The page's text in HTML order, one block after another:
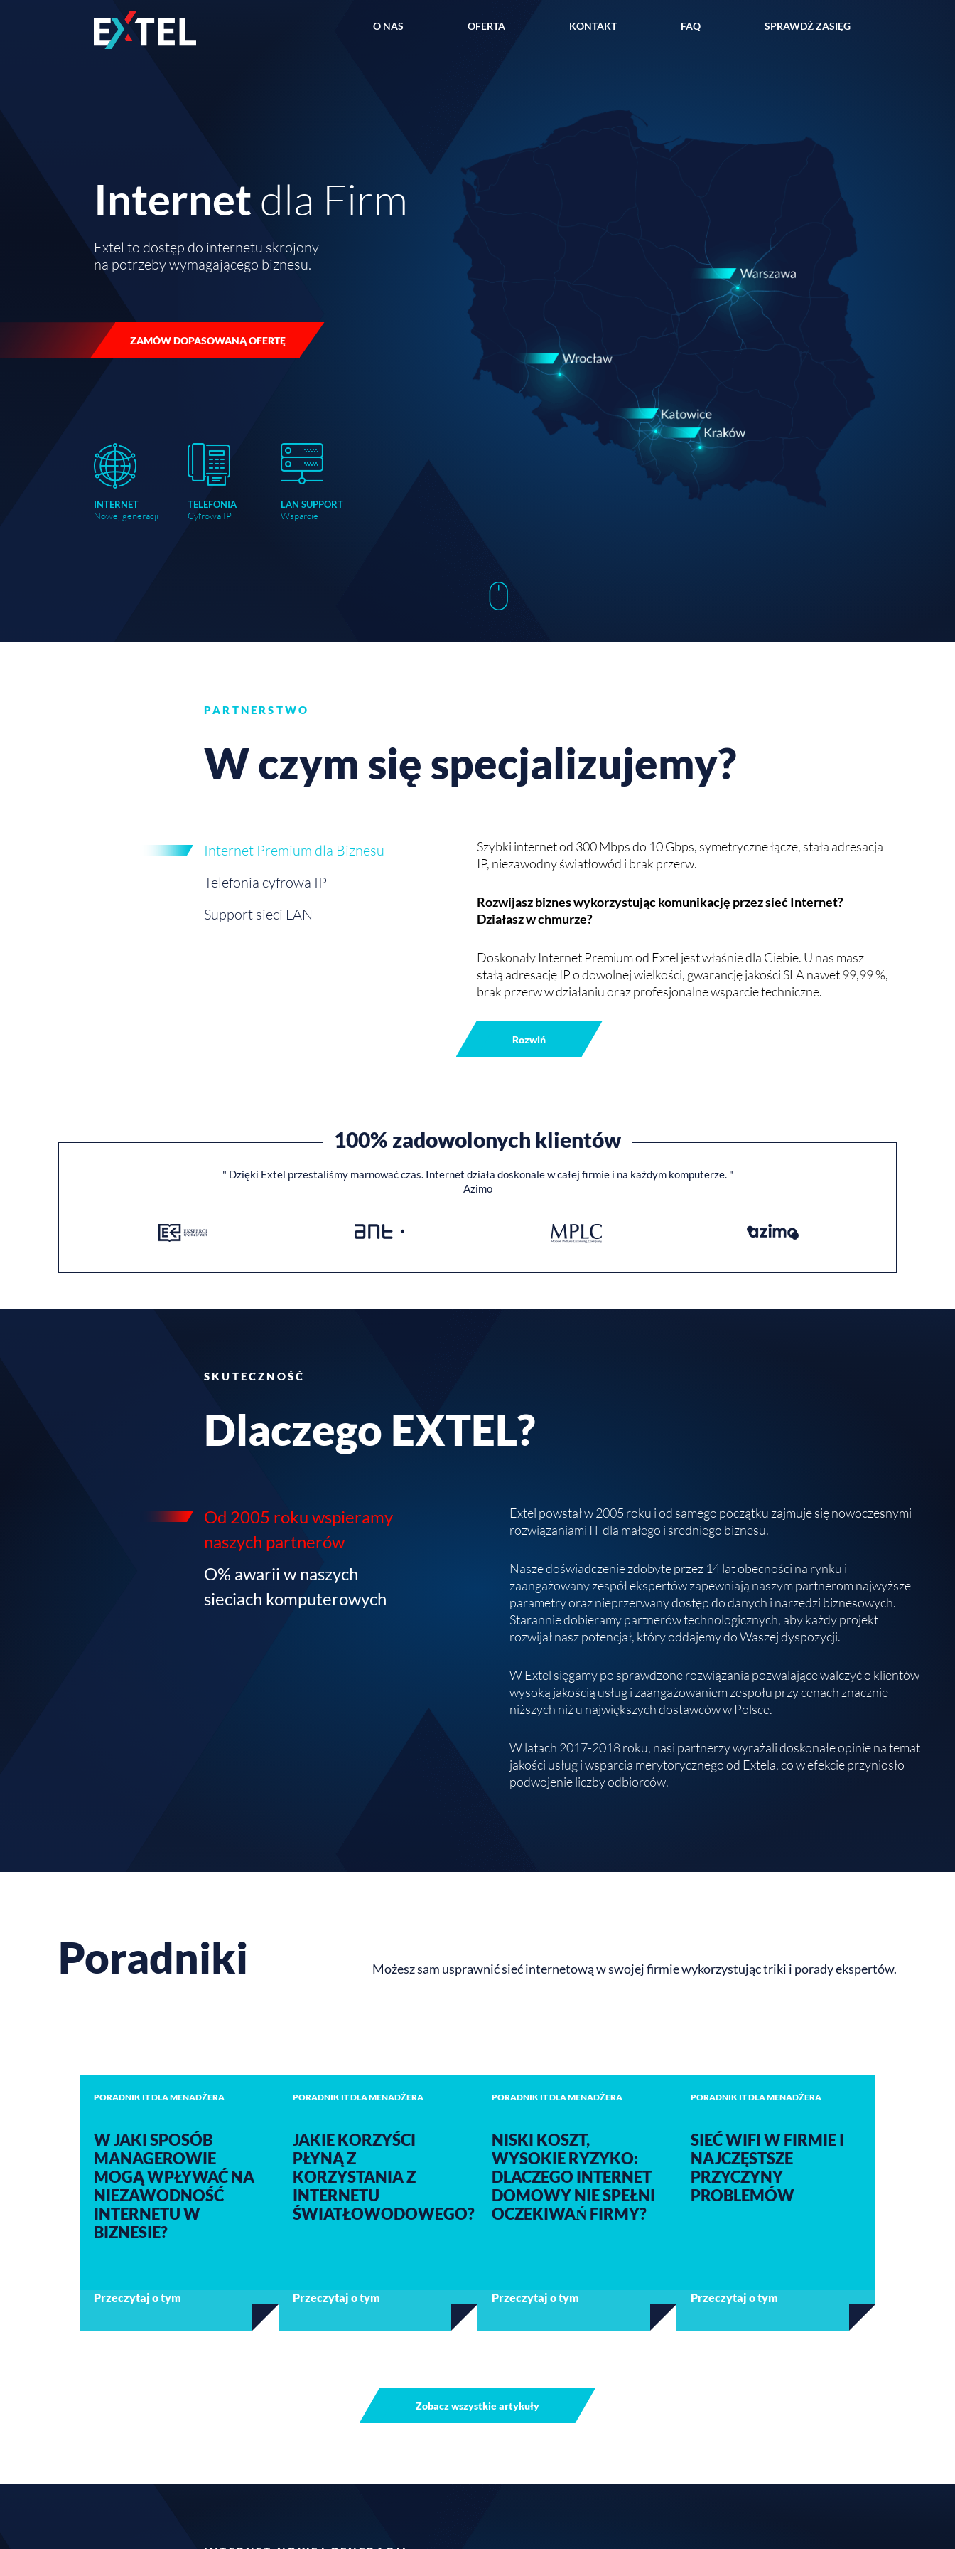
O NAS OFERTA KONTAKT FAQ SPRAWDŹ ZASIĘG
Internet dla Firm
Extel to dostęp do internetu skrojony
na potrzeby wymagającego biznesu.
ZAMÓW DOPASOWANĄ OFERTĘ
INTERNET
Nowej generacji
TELEFONIA
Cyfrowa IP
LAN SUPPORT
Wsparcie
PARTNERSTWO
W czym się specjalizujemy?
Internet Premium dla Biznesu
Telefonia cyfrowa IP
Support sieci LAN
Szybki internet od 300 Mbps do 10 Gbps, symetryczne łącze, stała adresacja
IP, niezawodny światłowód i brak przerw.
Rozwijasz biznes wykorzystując komunikację przez sieć Internet?
Działasz w chmurze?
Doskonały Internet Premium od Extel jest właśnie dla Ciebie. U nas masz
stałą adresację IP o dowolnej wielkości, gwarancję jakości SLA nawet 99,99 %,
brak przerw w działaniu oraz profesjonalne wsparcie techniczne.
Rozwiń
Telefonia cyfrowa IP to nowoczesność, wygoda i oszczędność
Ponad 200 funkcjonalności i brak kosztów centrali. Do tego najniższe stawki
nowoczesnej komunikacji głosowej.
100% zadowolonych klientów
" Dzięki Extel przestaliśmy marnować czas. Internet działa doskonale w całej firmie i na każdym komputerze. "
Azimo
SKUTECZNOŚĆ
Dlaczego EXTEL?
Od 2005 roku wspieramy
naszych partnerów
O% awarii w naszych
sieciach komputerowych
Extel powstał w 2005 roku i od samego początku zajmuje się nowoczesnymi
rozwiązaniami IT dla małego i średniego biznesu.
Nasze doświadczenie zdobyte przez 14 lat obecności na rynku i
zaangażowany zespół ekspertów zapewniają naszym partnerom najwyższe
parametry oraz nieprzerwany dostęp do danych i narzędzi biznesowych.
Starannie dobieramy partnerów technologicznych, aby każdy projekt
rozwijał nasz potencjał, który oddajemy do Waszej dyspozycji.
W Extel sięgamy po sprawdzone rozwiązania pozwalające walczyć o klientów
wysoką jakością usług i zaangażowaniem zespołu przy cenach znacznie
niższych niż u największych dostawców w Polsce.
W latach 2017-2018 roku, nasi partnerzy wyrażali doskonałe opinie na temat
jakości usług i wsparcia merytorycznego od Extela, co w efekcie przyniosło
podwojenie liczby odbiorców.
Poradniki Możesz sam usprawnić sieć internetową w swojej firmie wykorzystując triki i porady ekspertów.
PORADNIK IT DLA MENADŻERA
W JAKI SPOSÓB
MANAGEROWIE
MOGĄ WPŁYWAĆ NA
NIEZAWODNOŚĆ
INTERNETU W
BIZNESIE?
Przeczytaj o tym
PORADNIK IT DLA MENADŻERA
JAKIE KORZYŚCI
PŁYNĄ Z
KORZYSTANIA Z
INTERNETU
ŚWIATŁOWODOWEGO?
Przeczytaj o tym
PORADNIK IT DLA MENADŻERA
NISKI KOSZT,
WYSOKIE RYZYKO:
DLACZEGO INTERNET
DOMOWY NIE SPEŁNI
OCZEKIWAŃ FIRMY?
Przeczytaj o tym
PORADNIK IT DLA MENADŻERA
SIEĆ WIFI W FIRMIE I
NAJCZĘSTSZE
PRZYCZYNY
PROBLEMÓW
Przeczytaj o tym
Zobacz wszystkie artykuły